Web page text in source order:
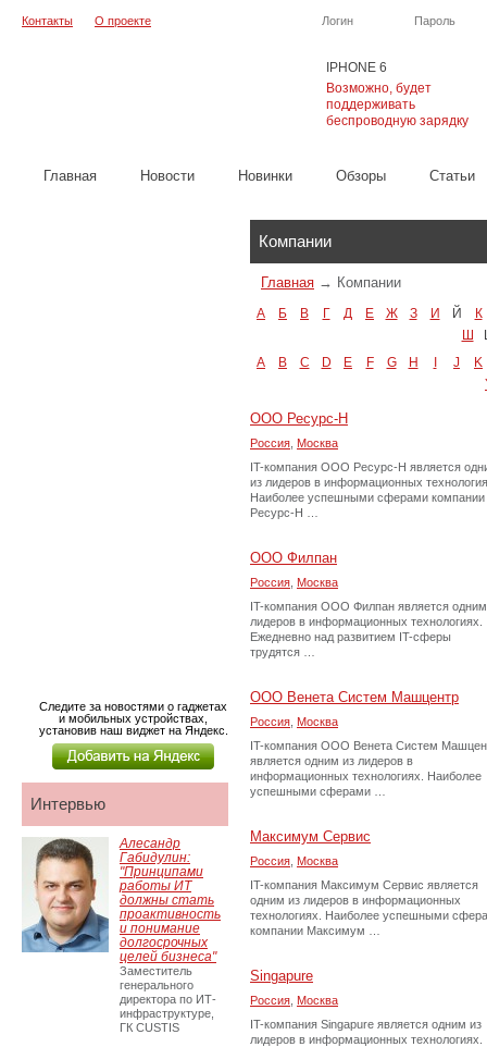
IPHONE 6
Возможно, будет
поддерживать
беспроводную зарядку
Логин Пароль
Контакты О проекте
Главная Новости Новинки Обзоры Cтатьи
Компании
Главная → Компании
А Б В Г Д Е Ж З И Й
К
Ш
A
B C D E F G H J
K
ООО Ресурс-Н
Россия Москва
IT-компания ООО Ресурс-Н является
из лидеров в информационных
Наиболее успешными сферами компании
Ресурс-Н …
ООО Филпан
Россия Москва
IT-компания ООО Филпан является
лидеров в информационных технологиях.
Ежедневно над развитием IT-сферы
трудятся …
ООО Венета Систем Машцентр
Россия Москва
IT-компания ООО Венета Систем
является одним из лидеров в
информационных технологиях. Наиболее
успешными сферами …
Максимум Сервис
Россия Москва
IT-компания Максимум Сервис является
одним из лидеров в информационных
технологиях. Наиболее успешными
компании Максимум …
Singapure
Россия Москва
IT-компания Singapure является одним из
лидеров в информационных технологиях.
Следите за новостями о гаджетах
и мобильных устройствах,
установив наш виджет на Яндекс.
Интервью
Алесандр
Габидулин:
"Принципами
работы ИТ
должны стать
проактивность
и понимание
долгосрочных
целей бизнеса"
Заместитель
генерального
директора по ИТ-
инфраструктуре,
ГК CUSTIS